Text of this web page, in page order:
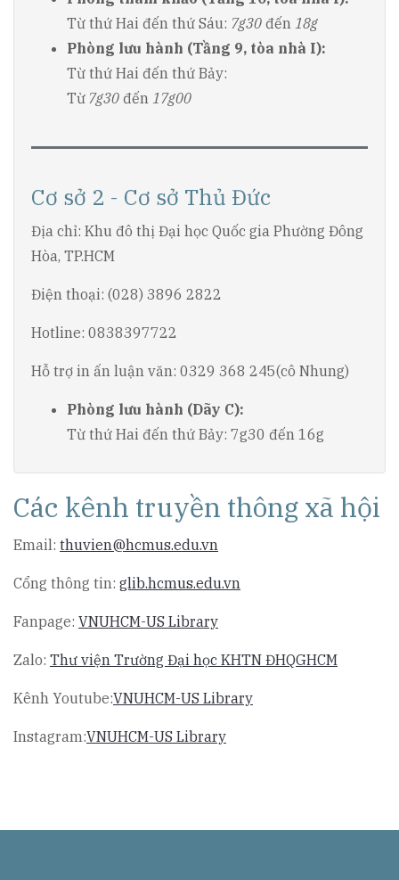
Từ thứ Hai đến thứ Sáu: 7g30 đến 18g
Phòng lưu hành (Tầng 9, tòa nhà I):
Từ thứ Hai đến thứ Bảy:
Từ 7g30 đến 17g00
Cơ sở 2 - Cơ sở Thủ Đức
Địa chỉ: Khu đô thị Đại học Quốc gia Phường Đông
Hòa, TP.HCM
Điện thoại: (028) 3896 2822
Hotline: 0838397722
Hỗ trợ in ấn luận văn: 0329 368 245(cô Nhung)
Phòng lưu hành (Dãy C):
Từ thứ Hai đến thứ Bảy: 7g30 đến 16g
Các kênh truyền thông xã hội
Email: thuvien@hcmus.edu.vn
Cổng thông tin: glib.hcmus.edu.vn
Fanpage: VNUHCM-US Library
Zalo: Thư viện Trường Đại học KHTN ĐHQGHCM
Kênh Youtube:VNUHCM-US Library
Instagram:VNUHCM-US Library